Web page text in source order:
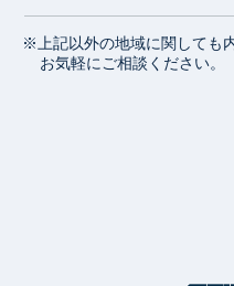
※上記以外の地域に関しても
お気軽にご相談ください。